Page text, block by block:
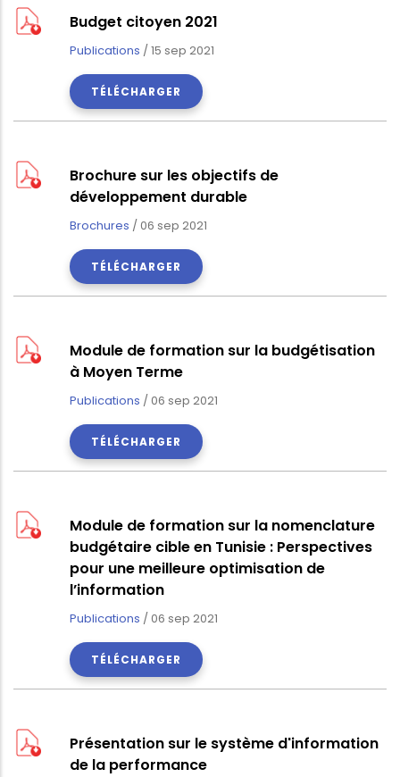
Budget citoyen 2021
Publications /15 sep 2021
TÉLÉCHARGER
Brochure sur les objectifs de
développement durable
Brochures / 06 sep 2021
TÉLÉCHARGER
Module de formation sur la budgétisation
à Moyen Terme
Publications / 06 sep 2021
TÉLÉCHARGER
Module de formation sur la nomenclature
budgétaire cible en Tunisie : Perspectives
pour une meilleure optimisation de
l’information
Publications / 06 sep 2021
TÉLÉCHARGER
Présentation sur le système d'information
de la performance